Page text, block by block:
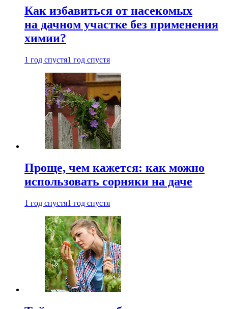
Как избавиться от насекомых
на дачном участке без применения
химии?
1 год спустя1 год спустя
Проще, чем кажется: как можно
использовать сорняки на даче
1 год спустя1 год спустя